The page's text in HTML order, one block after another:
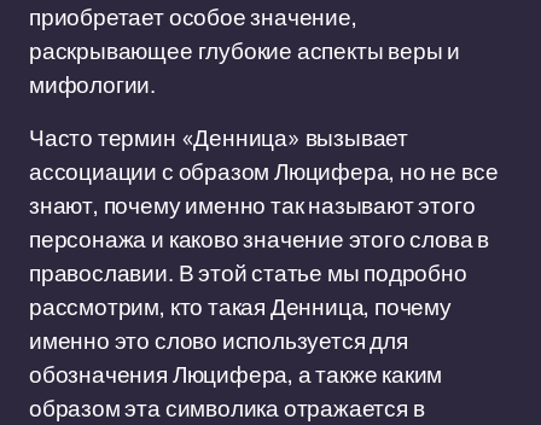
приобретает особое значение,
раскрывающее глубокие аспекты веры и
мифологии.
Часто термин «Денница» вызывает
ассоциации с образом Люцифера, но не все
знают, почему именно так называют этого
персонажа и каково значение этого слова в
православии. В этой статье мы подробно
рассмотрим, кто такая Денница, почему
именно это слово используется для
обозначения Люцифера, а также каким
образом эта символика отражается в